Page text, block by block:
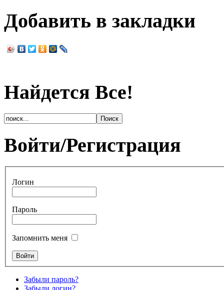
Добавить в закладки
Найдется Все!
Войти/Регистрация
Логин
Пароль
Запомнить меня
Забыли пароль?